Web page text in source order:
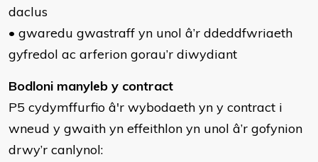
daclus
• gwaredu gwastraff yn unol â’r ddeddfwriaeth
gyfredol ac arferion gorau’r diwydiant
Bodloni manyleb y contract
P5 cydymffurfio â'r wybodaeth yn y contract i
wneud y gwaith yn effeithlon yn unol â’r gofynion
drwy’r canlynol: